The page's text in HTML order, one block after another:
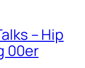
– Hip
00er